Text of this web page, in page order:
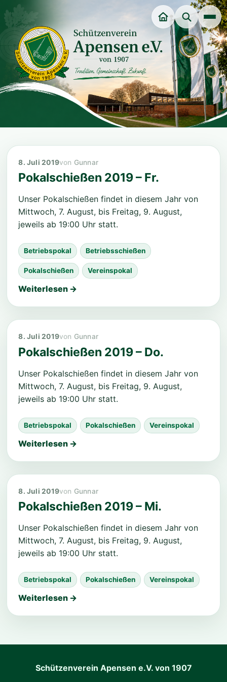
Unsere Würdenträger
Veranstaltungen
Jungschützenverein
Jugendgruppe
8. Juli 2019 Gunnar
Pokalschießen 2019 – Fr.
Unser Pokalschießen findet in diesem Jahr von
Mittwoch, 7. August, bis Freitag, 9. August,
jeweils ab 19:00 Uhr statt.
Betriebspokal Betriebsschießen
Pokalschießen Vereinspokal
Weiterlesen →
8. Juli 2019 Gunnar
Pokalschießen 2019 – Do.
Unser Pokalschießen findet in diesem Jahr von
Mittwoch, 7. August, bis Freitag, 9. August,
jeweils ab 19:00 Uhr statt.
Betriebspokal Pokalschießen Vereinspokal
Weiterlesen →
8. Juli 2019 Gunnar
Pokalschießen 2019 – Mi.
Unser Pokalschießen findet in diesem Jahr von
Mittwoch, 7. August, bis Freitag, 9. August,
jeweils ab 19:00 Uhr statt.
Betriebspokal Pokalschießen Vereinspokal
Weiterlesen →
Schützenverein Apensen e.V. von 1907